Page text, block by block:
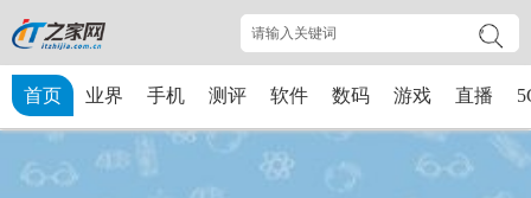
首页 业界 手机 测评 软件 数码 游戏 直播